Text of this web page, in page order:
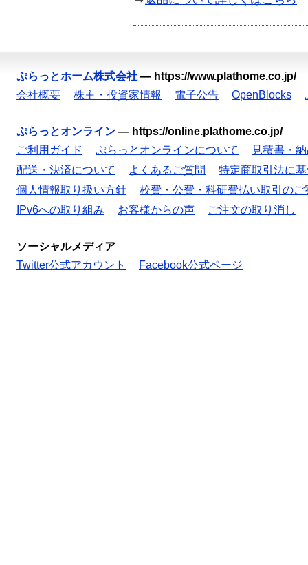
ぷらっとホーム株式会社 — https://www.plathome.co.jp/
会社概要
株主・投資家情報 電子公告 OpenBlocks
ぷらっとオンライン — https://online.plathome.co.jp/
ご利用ガイド
ぷらっとオンラインについて
見積書・
配送・決済について
よくあるご質問
特定商取引法に
個人情報取り扱い方針
校費・公費・科研費払い取引のご
IPv6への取り組み
お客様からの声 ご注文の取り消し
ソーシャルメディア
Twitter公式アカウント
Facebook公式ページ